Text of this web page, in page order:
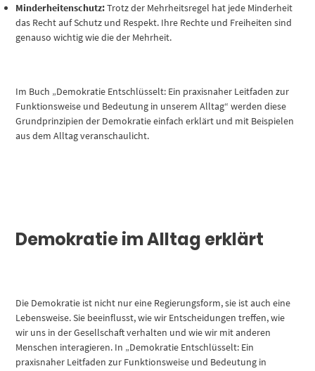
Minderheitenschutz:Trotz der Mehrheitsregel hat jede Minderheit
das Recht auf Schutz und Respekt. Ihre Rechte und Freiheiten sind
genauso wichtig wie die der Mehrheit.
Im Buch „Demokratie Entschlüsselt: Ein praxisnaher Leitfaden zur
Funktionsweise und Bedeutung in unserem Alltag“ werden diese
Grundprinzipien der Demokratie einfach erklärt und mit Beispielen
aus dem Alltag veranschaulicht.
Demokratie im Alltag erklärt
Die Demokratie ist nicht nur eine Regierungsform, sie ist auch eine
Lebensweise. Sie beeinflusst, wie wir Entscheidungen treffen, wie
wir uns in der Gesellschaft verhalten und wie wir mit anderen
Menschen interagieren. In „Demokratie Entschlüsselt: Ein
praxisnaher Leitfaden zur Funktionsweise und Bedeutung in